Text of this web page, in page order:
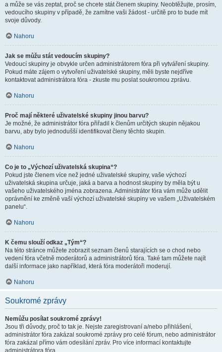
a může se vás zeptat, proč se chcete stát členem skupiny. Neobtěžujte, prosím,
vedoucího skupiny v případě, že zamítne vaši žádost - určitě pro to bude mít
svoje důvody.
Nahoru
Jak se můžu stát vedoucím skupiny?
Vedoucí skupiny je obvykle určen administrátorem fóra při vytváření skupiny.
Pokud máte zájem o vytvoření uživatelské skupiny, měli byste nejdříve
kontaktovat administrátora fóra - zkuste mu poslat soukromou zprávu.
Nahoru
Proč mají některé uživatelské skupiny jinou barvu?
Je možné, že administrátor fóra přiřadil k členům určitých skupin nějakou
barvu, aby bylo jednodušší identifikovat členy těchto skupin.
Nahoru
Co je to „Výchozí uživatelská skupina“?
Pokud jste členem více než jedné uživatelské skupiny, vaše výchozí
uživatelská skupina určuje, jaká a barva a hodnost skupiny by měla být u
vašeho uživatelského jména zobrazena. Administrátor fóra vám může udělit
oprávnění ke změně vaší výchozí uživatelské skupiny ve vašem „Uživatelském
panelu“.
Nahoru
K čemu slouží odkaz „Tým“?
Na této stránce můžete zobrazit seznam členů starajících se o chod nebo
vedení fóra včetně moderátorů a administrátorů fóra. Také tam můžete najít
další informace jako například, která fóra moderátoři moderují.
Nahoru
Soukromé zprávy
Nemůžu posílat soukromé zprávy!
Jsou tři důvody, proč to tak je. Nejste zaregistrovaní a/nebo přihlášení,
administrátor fóra zakázal soukromé zprávy pro celé fórum, nebo administrátor
fóra zakázal přímo vám odesílání zpráv. Pro více informací kontaktujte
administrátora fóra.